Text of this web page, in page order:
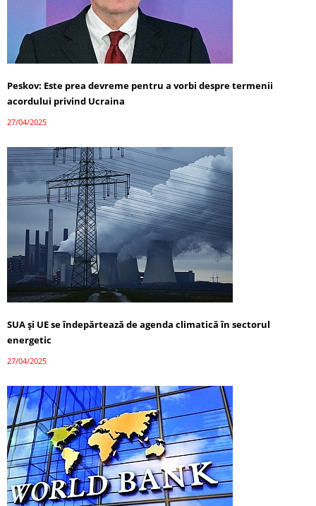
Peskov: Este prea devreme pentru a vorbi despre termenii
acordului privind Ucraina
27/04/2025
SUA și UE se îndepărtează de agenda climatică în sectorul
energetic
27/04/2025